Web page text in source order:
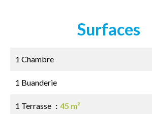
Surfaces
1 Chambre
1 Buanderie
1 Terrasse 45 m²